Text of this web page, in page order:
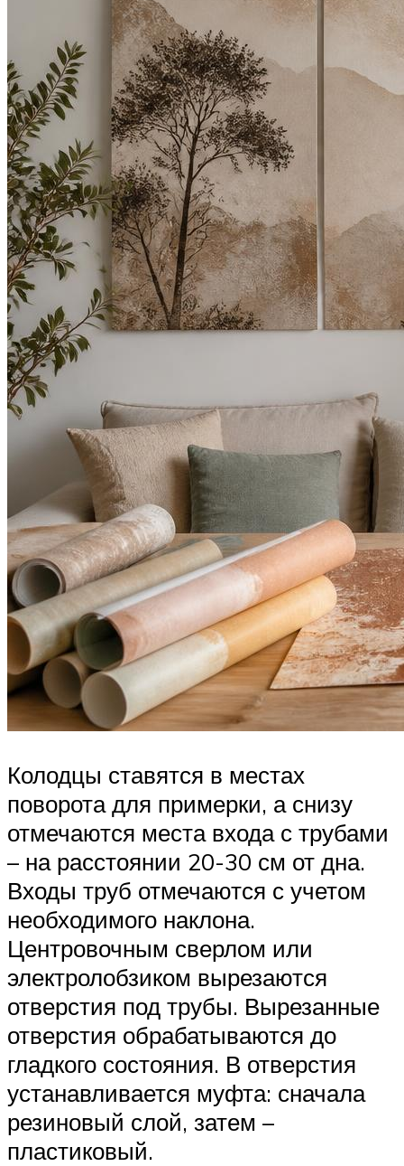
Колодцы ставятся в местах
поворота для примерки, а снизу
отмечаются места входа с трубами
– на расстоянии 20-30 см от дна.
Входы труб отмечаются с учетом
необходимого наклона.
Центровочным сверлом или
электролобзиком вырезаются
отверстия под трубы. Вырезанные
отверстия обрабатываются до
гладкого состояния. В отверстия
устанавливается муфта: сначала
резиновый слой, затем –
пластиковый.